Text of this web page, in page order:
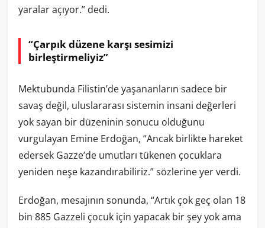
yaralar açıyor.” dedi.
“Çarpık düzene karşı sesimizi
birleştirmeliyiz”
Mektubunda Filistin’de yaşananların sadece bir
savaş değil, uluslararası sistemin insani değerleri
yok sayan bir düzeninin sonucu olduğunu
vurgulayan Emine Erdoğan, “Ancak birlikte hareket
edersek Gazze’de umutları tükenen çocuklara
yeniden neşe kazandırabiliriz.” sözlerine yer verdi.
Erdoğan, mesajının sonunda, “Artık çok geç olan 18
bin 885 Gazzeli çocuk için yapacak bir şey yok ama